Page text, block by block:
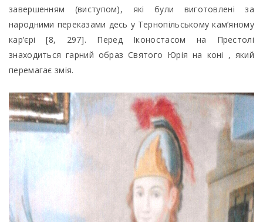
завершенням (виступом), які були виготовлені за
народними переказами десь у Тернопільському кам’яному
кар’єрі [8, 297]. Перед Іконостасом на Престолі
знаходиться гарний образ Святого Юрія на коні , який
перемагає змія.